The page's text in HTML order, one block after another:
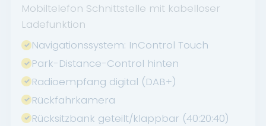
Mobiltelefon Schnittstelle mit kabelloser
Ladefunktion
Navigationssystem: InControl Touch
Park-Distance-Control hinten
Radioempfang digital (DAB+)
Rückfahrkamera
Rücksitzbank geteilt/klappbar (40:20:40)